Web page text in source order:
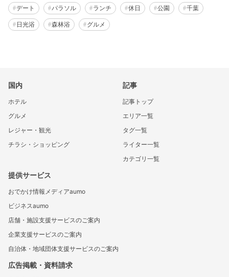
デート パラソル ランチ 休日 公園 千葉
日光浴 森林浴 グルメ
国内
ホテル
グルメ
レジャー・観光
チラシ・ショッピング
記事
記事トップ
エリア一覧
タグ一覧
ライター一覧
カテゴリ一覧
提供サービス
おでかけ情報メディアaumo
ビジネスaumo
店舗・施設支援サービスのご案内
企業支援サービスのご案内
自治体・地域団体支援サービスのご案内
広告掲載・資料請求